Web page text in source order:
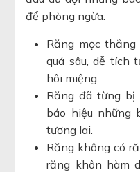
để phòng ngừa:
Răng mọc
quá sâu, dễ tích
hôi miệng.
Răng đã từng bị
báo hiệu những
tương lai.
Răng không có
răng khôn hàm